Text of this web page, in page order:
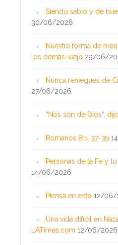
Siendo sabio y de
30/06/2026
Nuestra forma de
los demás-viejo 29/06/
Nunca reniegues de
27/06/2026
“Nos son de Dios”,
Romanos 8:1, 37-39
Personas de la Fe y
14/06/2026
Piensa en esto 12/06/
Una vida difícil en
LATimes.com 12/06/2026